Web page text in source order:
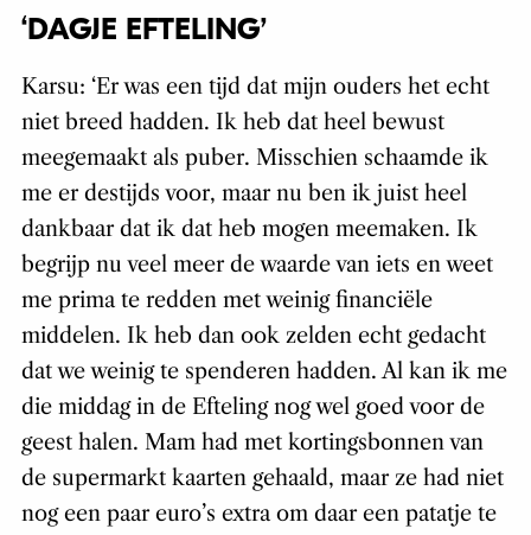
‘DAGJE EFTELING’
Karsu: ‘Er was een tijd dat mijn ouders het echt
niet breed hadden. Ik heb dat heel bewust
meegemaakt als puber. Misschien schaamde ik
me er destijds voor, maar nu ben ik juist heel
dankbaar dat ik dat heb mogen meemaken. Ik
begrijp nu veel meer de waarde van iets en weet
me prima te redden met weinig financiële
middelen. Ik heb dan ook zelden echt gedacht
dat we weinig te spenderen hadden. Al kan ik me
die middag in de Efteling nog wel goed voor de
geest halen. Mam had met kortingsbonnen van
de supermarkt kaarten gehaald, maar ze had niet
nog een paar euro’s extra om daar een patatje te